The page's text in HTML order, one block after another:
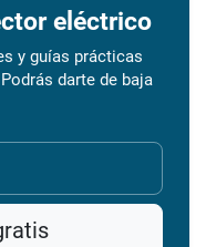
eléctrico
y guías prácticas
darte de baja